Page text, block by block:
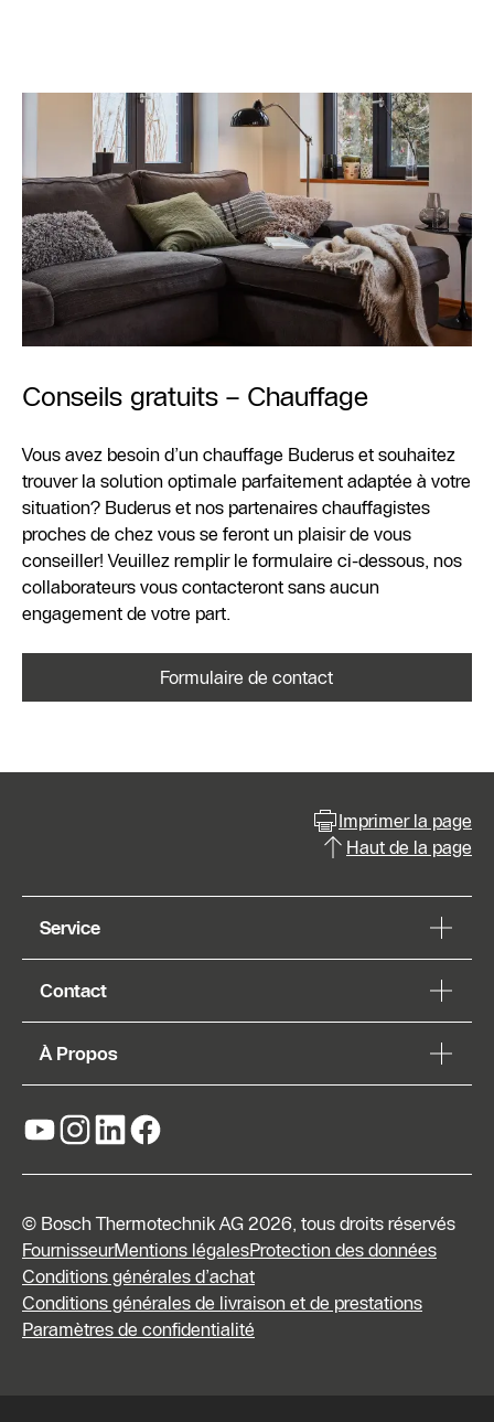
Conseils gratuits – Chauffage
Vous avez besoin d’un chauffage Buderus et souhaitez
trouver la solution optimale parfaitement adaptée à votre
situation? Buderus et nos partenaires chauffagistes
proches de chez vous se feront un plaisir de vous
conseiller! Veuillez remplir le formulaire ci-dessous, nos
collaborateurs vous contacteront sans aucun
engagement de votre part.
Formulaire de contact
Imprimer la page
Haut de la page
Service
Contact
À Propos
© Bosch Thermotechnik AG 2026, tous droits réservés
FournisseurMentions légalesProtection des données
Conditions générales d’achat
Conditions générales de livraison et de prestations
Paramètres de confidentialité